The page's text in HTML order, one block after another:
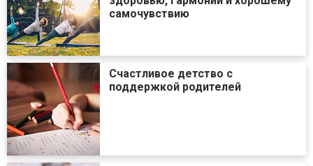
самочувствию
Счастливое детство с
поддержкой родителей